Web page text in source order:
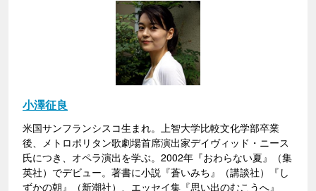
小澤征良
米国サンフランシスコ生まれ。上智大学比較文化学部卒業
後、メトロポリタン歌劇場首席演出家デイヴィッド・ニース
氏につき、オペラ演出を学ぶ。2002年『おわらない夏』（集
英社）でデビュー。著書に小説『蒼いみち』（講談社）『し
ずかの朝』（新潮社）、エッセイ集『思い出のむこうへ』